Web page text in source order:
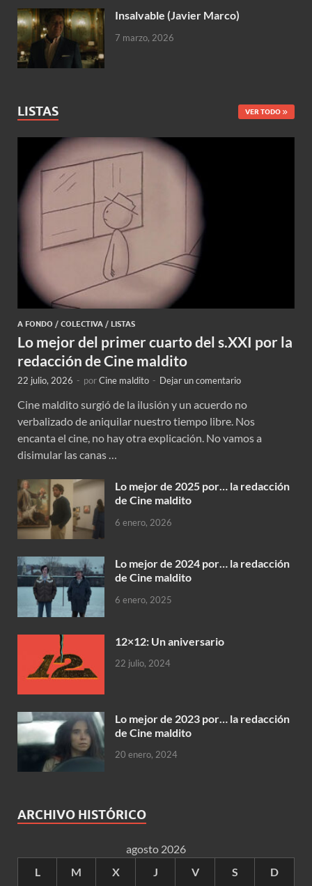
Insalvable (Javier Marco)
7 marzo, 2026
LISTAS VER TODO
A FONDO / COLECTIVA / LISTAS
Lo mejor del primer cuarto del s.XXI por la
redacción de Cine maldito
22 julio, 2026 - porCine maldito - Dejar un comentario
Cine maldito surgió de la ilusión y un acuerdo no
verbalizado de aniquilar nuestro tiempo libre. Nos
encanta el cine, no hay otra explicación. No vamos a
disimular las canas …
Lo mejor de 2025 por… la redacción
de Cine maldito
6 enero, 2026
Lo mejor de 2024 por… la redacción
de Cine maldito
6 enero, 2025
12×12: Un aniversario
22 julio, 2024
Lo mejor de 2023 por… la redacción
de Cine maldito
20 enero, 2024
ARCHIVO HISTÓRICO
agosto 2026
L
M X J V S D